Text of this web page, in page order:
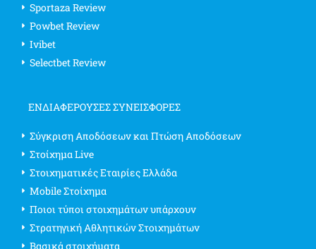
Sportaza Review
Powbet Review
Ivibet
Selectbet Review
ΕΝΔΙΑΦΈΡΟΥΣΕΣ ΣΥΝΕΙΣΦΟΡΈΣ
Σύγκριση Αποδόσεων και Πτώση Αποδόσεων
Στοίχημα Live
Στοιχηματικές Εταιρίες Ελλάδα
Mobile Στοίχημα
Ποιοι τύποι στοιχημάτων υπάρχουν
Στρατηγική Αθλητικών Στοιχημάτων
Βασικά στοιχήματα